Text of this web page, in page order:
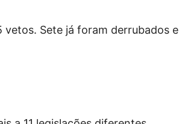
Sete já foram derrubados e